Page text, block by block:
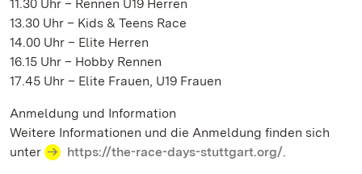
11.30 Uhr – Rennen U19 Herren
13.30 Uhr – Kids & Teens Race
14.00 Uhr – Elite Herren
16.15 Uhr – Hobby Rennen
17.45 Uhr – Elite Frauen, U19 Frauen
Anmeldung und Information
Weitere Informationen und die Anmeldung finden sich
unter
https://the-race-days-stuttgart.org/.